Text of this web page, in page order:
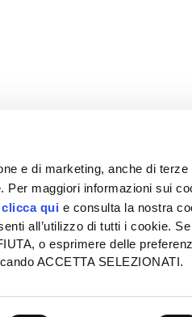
e di marketing, anche di
Per maggiori informazioni sui
clicca qui e consulta la nostra
all’utilizzo di tutti i cookie.
o esprimere delle
ACCETTA SELEZIONATI.
SEDE
Tel + 39.045.8057511
info@informatoreagrario.it